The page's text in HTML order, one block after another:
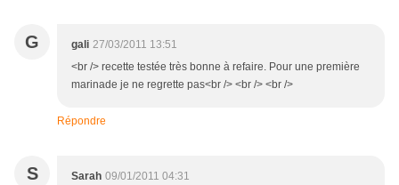
G gali 27/03/2011 13:51
<br /> recette testée très bonne à refaire. Pour une première
marinade je ne regrette pas<br /> <br /> <br />
Répondre
S Sarah 09/01/2011 04:31